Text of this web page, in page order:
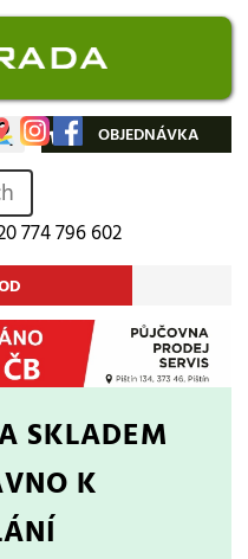
Můj účet OBJEDNÁVKA
774 796 602
SKLADEM
K